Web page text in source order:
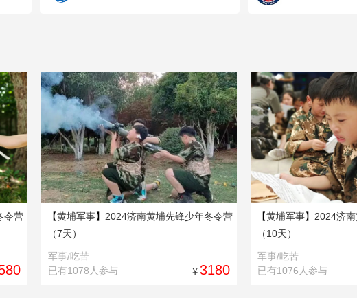
令营
【黄埔军事】 2024济南黄埔先锋少年冬令营
（7天）
￥3180
军事/吃苦
已有1078人参与
【黄埔军事】 2024济
（10天）
军事/吃苦
已有1076人参与